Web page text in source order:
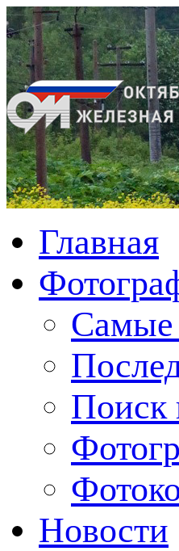
Главная
Cамые
Поиск
Новости